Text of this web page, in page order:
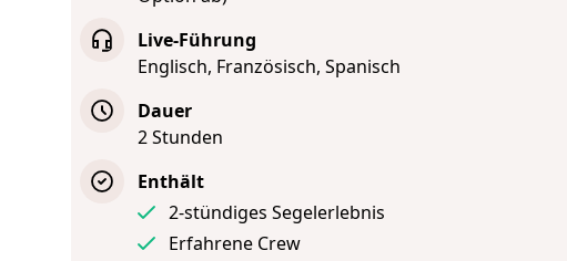
Live-Führung
Englisch, Französisch, Spanisch
Dauer
2 Stunden
Enthält
2-stündiges Segelerlebnis
Erfahrene Crew